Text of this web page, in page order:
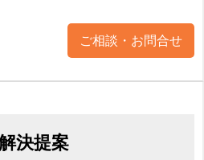
ご相談・お問合せ
決提案